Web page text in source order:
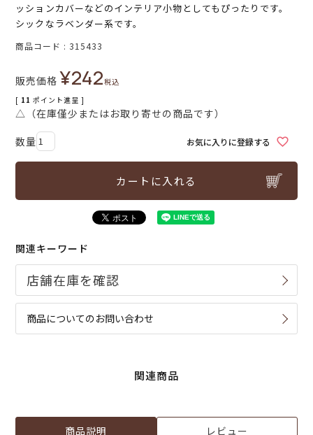
ッションカバーなどのインテリア小物としてもぴったりです。
シックなラベンダー系です。
商品コード 315433
販売価格 ¥242税込
[ 11 ポイント進呈 ]
△（在庫僅少またはお取り寄せの商品です）
お気に入りに登録する
カートに入れる
関連キーワード
商品についてのお問い合わせ
関連商品
商品説明 レビュー